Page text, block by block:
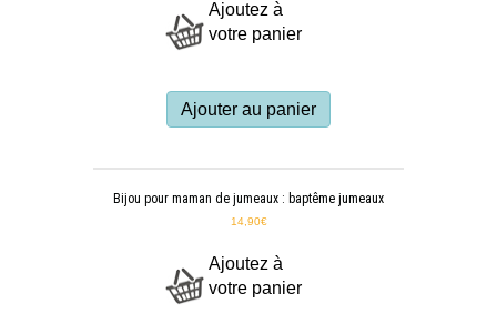
Ajoutez à
votre panier
Ajouter au panier
Bijou pour maman de jumeaux : baptême jumeaux
14,90€
Ajoutez à
votre panier